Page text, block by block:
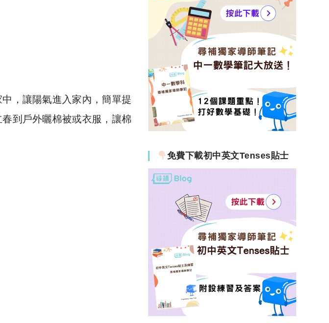
，讓陽氣進入家內，簡單提
到戶外曬棉被或衣服，讓棉
免費下載初中英文Tenses貼士